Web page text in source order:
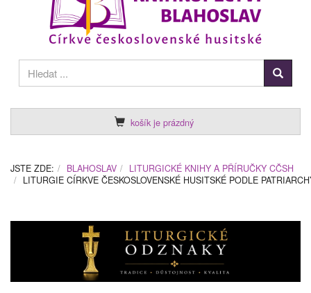
košík je prázdný
JSTE ZDE: BLAHOSLAV
LITURGICKÉ KNIHY A PŘÍRUČKY CČSH
LITURGIE CÍRKVE ČESKOSLOVENSKÉ HUSITSKÉ PODLE